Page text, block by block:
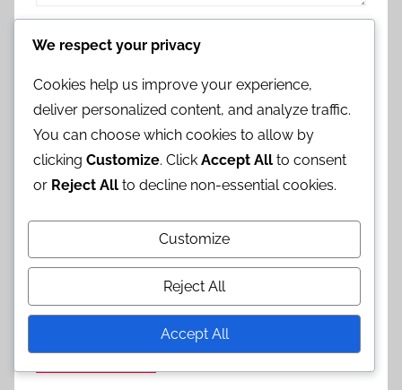
Name*
*
Save my name, email, and website in this
browser for the next time I comment.
We respect your privacy
Cookies help us improve your experience,
deliver personalized content, and analyze traffic.
You can choose which cookies to allow by
clicking Customize. Click Accept All to consent
or Reject All to decline non-essential cookies.
Customize
Reject All
Accept All